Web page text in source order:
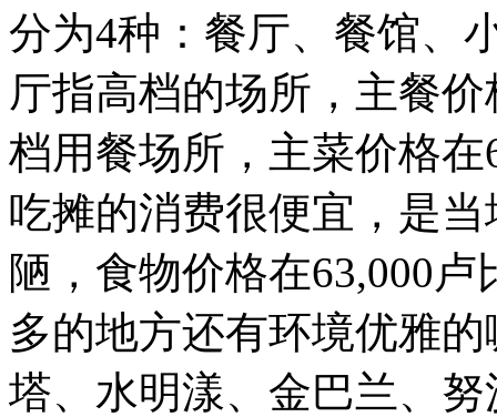
分为4种：餐厅、餐馆、
厅指高档的场所，主餐
档用餐场所，主菜价格在
吃摊的消费很便宜，是
陋，食物价格在63,000
多的地方还有环境优雅
塔、水明漾、金巴兰、